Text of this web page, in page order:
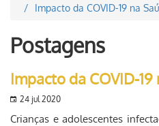
Impacto da COVID-19 na
Postagens
Impacto da COVID-
24 jul 2020
Crianças e adolescentes